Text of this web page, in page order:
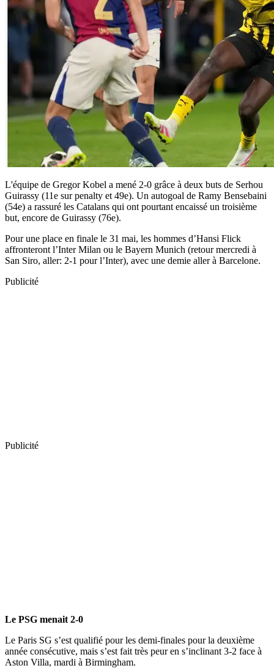
L'équipe de Gregor Kobel a mené 2-0 grâce à deux buts de Serhou
Guirassy (11e sur penalty et 49e). Un autogoal de Ramy Bensebaini
(54e) a rassuré les Catalans qui ont pourtant encaissé un troisième
but, encore de Guirassy (76e).
Pour une place en finale le 31 mai, les hommes d’Hansi Flick
affronteront l’Inter Milan ou le Bayern Munich (retour mercredi à
San Siro, aller: 2-1 pour l’Inter), avec une demie aller à Barcelone.
Publicité
Publicité
Le PSG menait 2-0
Le Paris SG s’est qualifié pour les demi-finales pour la deuxième
année consécutive, mais s’est fait très peur en s’inclinant 3-2 face à
Aston Villa, mardi à Birmingham.